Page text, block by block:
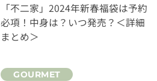
「不二家」2024年新春福袋は予約
必項！中身は？いつ発売？＜詳細
まとめ＞